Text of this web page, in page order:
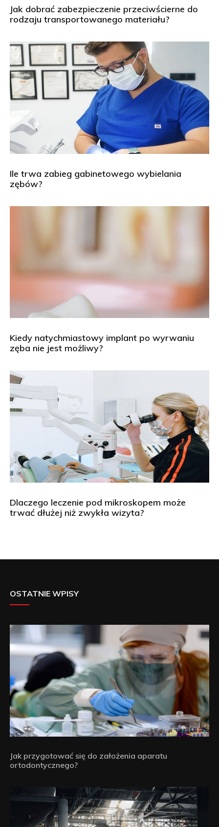
Jak dobrać zabezpieczenie przeciwścierne do
rodzaju transportowanego materiału?
Ile trwa zabieg gabinetowego wybielania
zębów?
Kiedy natychmiastowy implant po wyrwaniu
zęba nie jest możliwy?
Dlaczego leczenie pod mikroskopem może
trwać dłużej niż zwykła wizyta?
OSTATNIE WPISY
Jak przygotować się do założenia aparatu
ortodontycznego?